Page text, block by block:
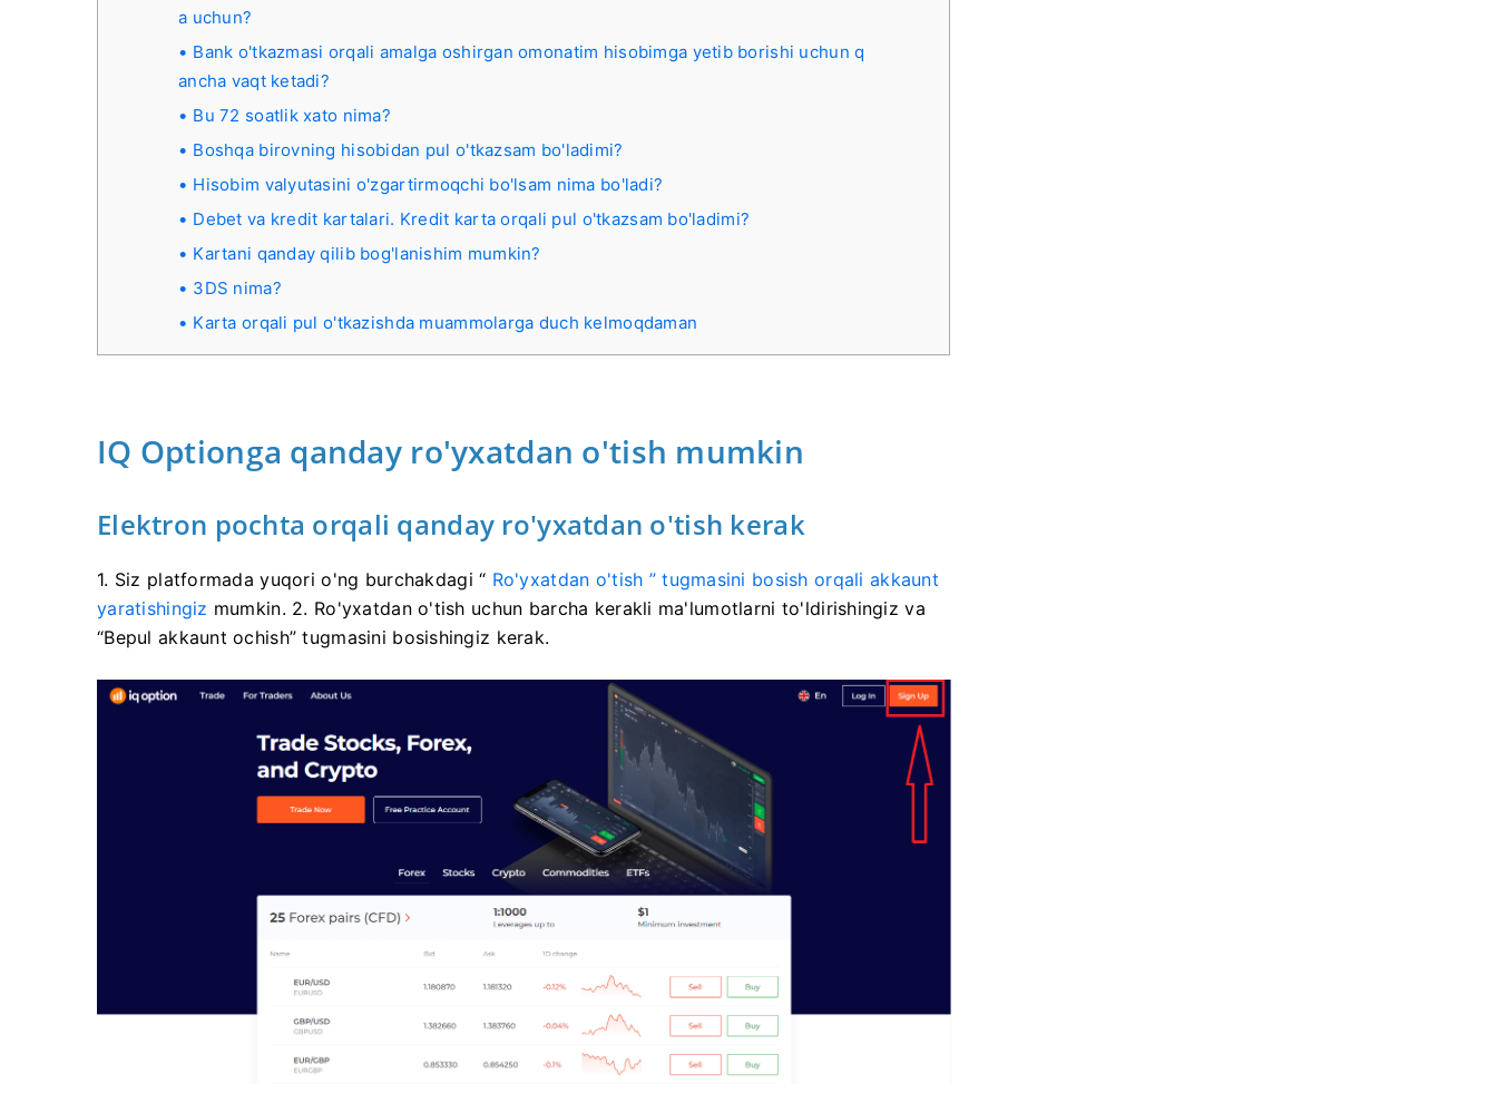
a uchun?
Bank o'tkazmasi orqali amalga oshirgan omonatim hisobimga yetib borishi uchun q
ancha vaqt ketadi?
Bu 72 soatlik xato nima?
Boshqa birovning hisobidan pul o'tkazsam bo'ladimi?
Hisobim valyutasini o'zgartirmoqchi bo'lsam nima bo'ladi?
Debet va kredit kartalari. Kredit karta orqali pul o'tkazsam bo'ladimi?
Kartani qanday qilib bog'lanishim mumkin?
3DS nima?
Karta orqali pul o'tkazishda muammolarga duch kelmoqdaman
IQ Optionga qanday ro'yxatdan o'tish mumkin
Elektron pochta orqali qanday ro'yxatdan o'tish kerak
1. Siz platformadayuqori o'ng burchakdagi “ Ro'yxatdan o'tish ” tugmasini bosish orqali akkaunt
yaratishingiz mumkin. 2. Ro'yxatdan o'tish uchun barcha kerakli ma'lumotlarni to'ldirishingiz va
“Bepul akkaunt ochish” tugmasini bosishingiz kerak.